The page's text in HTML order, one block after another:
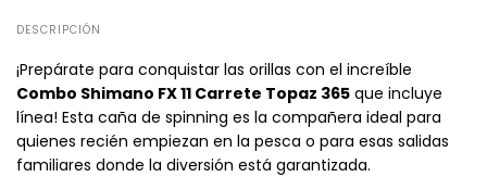
DESCRIPCIÓN
¡Prepárate para conquistar las orillas con el increíble
Combo Shimano FX 11 Carrete Topaz 365 que incluye
línea! Esta caña de spinning es la compañera ideal para
quienes recién empiezan en la pesca o para esas salidas
familiares donde la diversión está garantizada.